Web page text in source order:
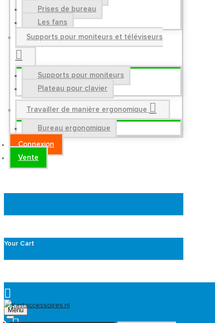
Prises de bureau
Les fans
Supports pour moniteurs et téléviseurs
Supports pour moniteurs
Plateau pour clavier
Travailler de manière ergonomique
Bureau ergonomique
Connexion
Vente
Your Cart
Menu